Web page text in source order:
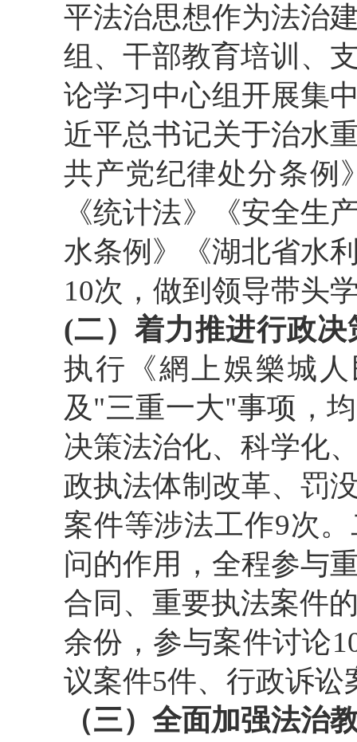
平法治思想作为法治
组、干部教育培训、
论学习中心组开展集
近平总书记关于治水
共产党纪律处分条例
《统计法》《安全生
水条例》《湖北省水
10次，做到领导带头
(二）着力推进行政决
执行《網上娛樂城
及"三重一大"事项，
决策法治化、科学化
政执法体制改革、罚
案件等涉法工作9次
问的作用，全程参与
合同、重要执法案件
余份，参与案件讨论
议案件5件、行政诉
（三）全面加强法治